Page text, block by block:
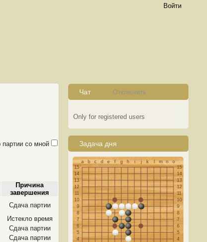
Войти
партии со мной
Причина
завершения
Сдача партии
Истекло время
Сдача партии
Сдача партии
Чат Отключить
Only for registered users
Задача дня
a b c d e f g h i j k m n
o
15
15
14
14
13
13
12
12
11
11
10
10
9
9
8
8
7
7
6
6
5
5
4
4